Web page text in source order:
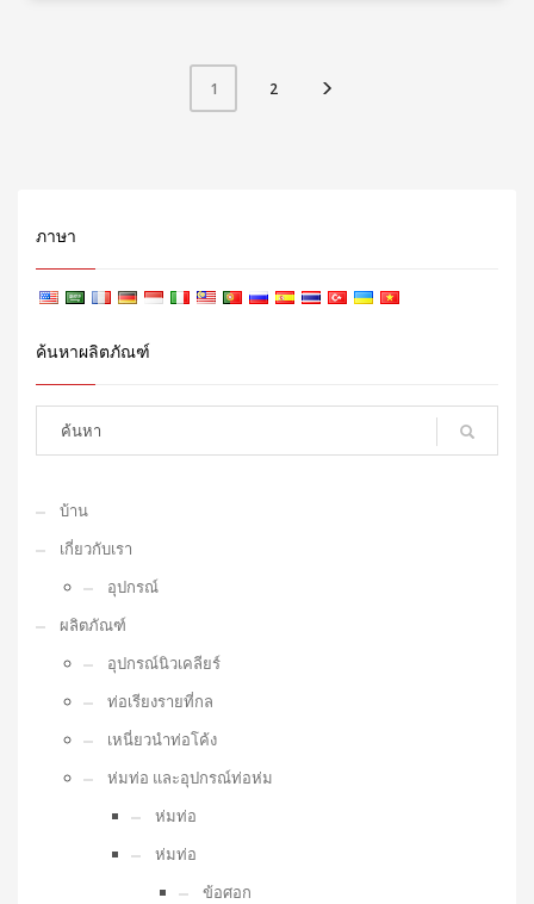
1 2
ภาษา
ค้นหาผลิตภัณฑ์
บ้าน
เกี่ยวกับเรา
อุปกรณ์
ผลิตภัณฑ์
อุปกรณ์นิวเคลียร์
ท่อเรียงรายที่กล
เหนี่ยวนำท่อโค้ง
ห่มท่อ และอุปกรณ์ท่อห่ม
ห่มท่อ
ห่มท่อ
ข้อศอก